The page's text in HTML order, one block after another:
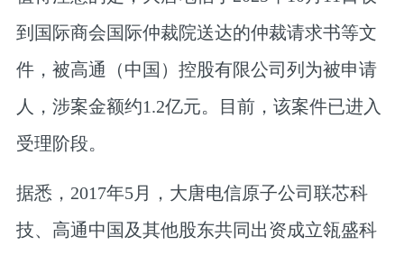
到国际商会国际仲裁院送达的仲裁请求书等文
件，被高通（中国）控股有限公司列为被申请
人，涉案金额约1.2亿元。目前，该案件已进入
受理阶段。
据悉，2017年5月，大唐电信原子公司联芯科
技、高通中国及其他股东共同出资成立瓴盛科